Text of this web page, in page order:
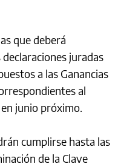
que deberá
juradas
a las Ganancias
al
junio próximo.
cumplirse hasta las
de la Clave